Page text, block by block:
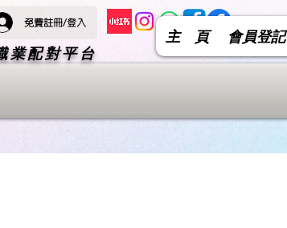
主 頁 會員登記
免費註冊/登入
業配對平台